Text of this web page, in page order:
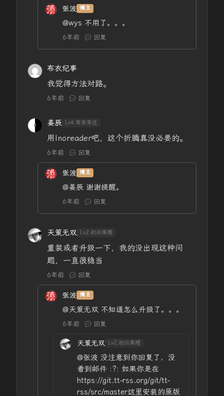
张波 博主
@wys 不用了。。。
6年前 回复
布衣纪事
我觉得方法对路。
6年前 回复
姜辰 Lv4.常来常往
用Inoreader吧，这个折腾真没必要的。
6年前 回复
张波 博主
@姜辰 谢谢提醒。
6年前 回复
天策无双 Lv2.初识寒暄
重装或者升级一下，我的没出现这种问
题，一直很稳当
6年前 回复
张波 博主
@天策无双 不知道怎么升级了。。。
6年前 回复
天策无双 Lv2.初识寒暄
@张波 没注意到你回复了，没
看到邮件 :?: 如果你是在
https://git.tt-rss.org/git/tt-
rss/src/master这里安装的原版